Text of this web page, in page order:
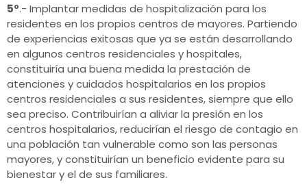
5º.- Implantar medidas de hospitalización para los
residentes en los propios centros de mayores. Partiendo
de experiencias exitosas que ya se están desarrollando
en algunos centros residenciales y hospitales,
constituiría una buena medida la prestación de
atenciones y cuidados hospitalarios en los propios
centros residenciales a sus residentes, siempre que ello
sea preciso. Contribuirían a aliviar la presión en los
centros hospitalarios, reducirían el riesgo de contagio en
una población tan vulnerable como son las personas
mayores, y constituirían un beneficio evidente para su
bienestar y el de sus familiares.